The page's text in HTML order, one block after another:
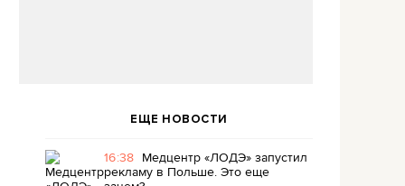
ЕЩЕ НОВОСТИ
16:38 Медцентр «ЛОДЭ» запустил
рекламу в Польше. Это еще